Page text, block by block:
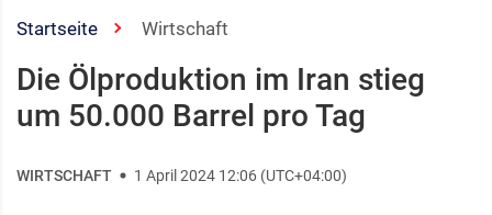
Startseite Wirtschaft
Die Ölproduktion im Iran stieg
um 50.000 Barrel pro Tag
WIRTSCHAFT 1 April 2024 12:06 (UTC+04:00)